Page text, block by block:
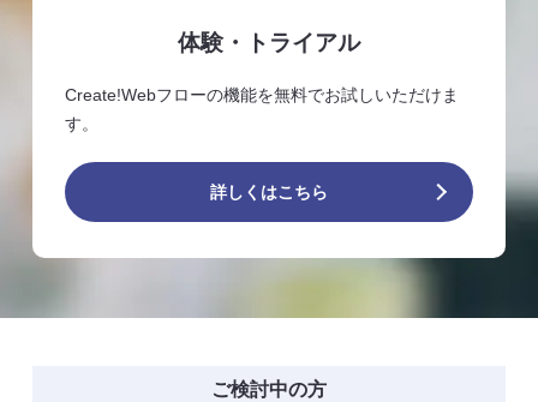
体験・トライアル
Create!Webフローの機能を無料でお試しいただけま
す。
詳しくはこちら
ご検討中の方